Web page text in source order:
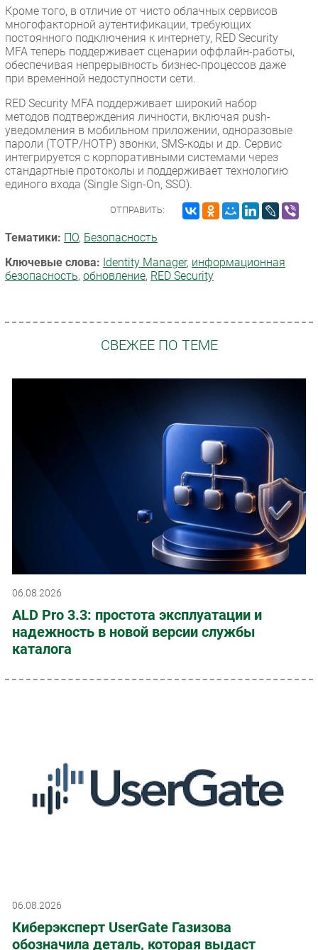
Кроме того, в отличие от чисто облачных сервисов
многофакторной аутентификации, требующих
постоянного подключения к интернету, RED Security
MFA теперь поддерживает сценарии оффлайн-работы,
обеспечивая непрерывность бизнес-процессов даже
при временной недоступности сети.
RED Security MFA поддерживает широкий набор
методов подтверждения личности, включая push-
уведомления в мобильном приложении, одноразовые
пароли (TOTP/HOTP) звонки, SMS-коды и др. Сервис
интегрируется с корпоративными системами через
стандартные протоколы и поддерживает технологию
единого входа (Single Sign-On, SSO).
ОТПРАВИТЬ:
Тематики: ПО, Безопасность
Ключевые слова: Identity Manager, информационная
безопасность, обновление, RED Security
СВЕЖЕЕ ПО ТЕМЕ
06.08.2026
ALD Pro 3.3: простота эксплуатации и
надежность в новой версии службы
каталога
06.08.2026
Киберэксперт UserGate Газизова
обозначила деталь, которая выдаст